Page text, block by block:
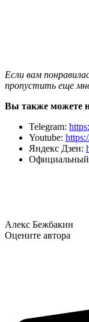
Если вам
пропустить еще
Вы также можете
Telegram:
Youtube:
Яндекс Дзен:
Официальный
Алекс Бежбакин
Оцените автора